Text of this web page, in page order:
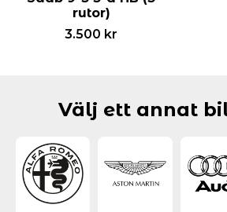
rutor)
3.500 kr
Välj ett annat